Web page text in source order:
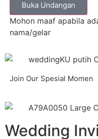
Buka Undangan
Mohon maaf apabila
nama/gelar
Join Our Spesial Momen
Wedding